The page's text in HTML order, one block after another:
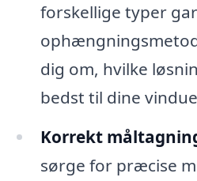
forskellige typer
dig om, hvilke
bedst til dine
Korrekt
sørge for præcise